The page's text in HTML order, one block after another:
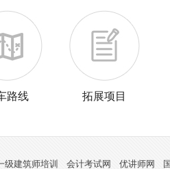
路线 拓展项目
级建筑师培训 会计考试网 优讲师网